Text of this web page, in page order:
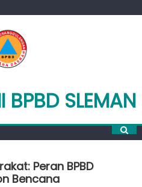
BPBD SLEMAN
Peran BPBD
Bencana